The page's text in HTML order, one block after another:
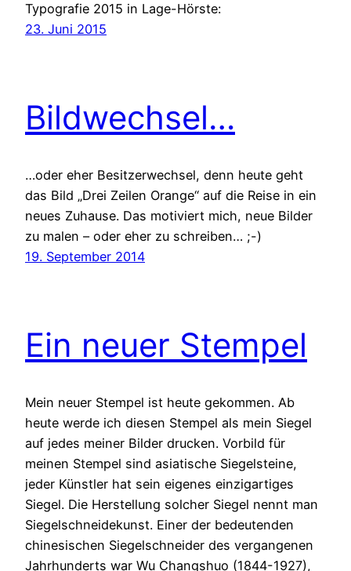
Typografie 2015 in Lage-Hörste:
23. Juni 2015
Bildwechsel…
…oder eher Besitzerwechsel, denn heute geht
das Bild „Drei Zeilen Orange“ auf die Reise in ein
neues Zuhause. Das motiviert mich, neue Bilder
zu malen – oder eher zu schreiben… ;-)
19. September 2014
Ein neuer Stempel
Mein neuer Stempel ist heute gekommen. Ab
heute werde ich diesen Stempel als mein Siegel
auf jedes meiner Bilder drucken. Vorbild für
meinen Stempel sind asiatische Siegelsteine,
jeder Künstler hat sein eigenes einzigartiges
Siegel. Die Herstellung solcher Siegel nennt man
Siegelschneidekunst. Einer der bedeutenden
chinesischen Siegelschneider des vergangenen
Jahrhunderts war Wu Changshuo (1844-1927),